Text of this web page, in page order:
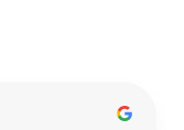
helposti ja vaivattomasti!